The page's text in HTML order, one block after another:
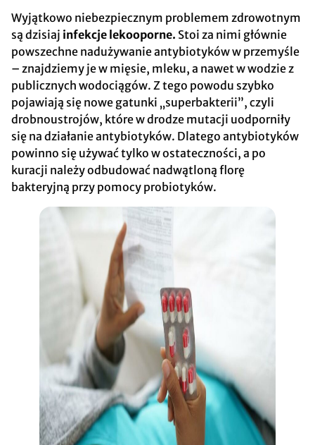
Wyjątkowo niebezpiecznym problemem zdrowotnym
są dzisiaj infekcje lekooporne. Stoi za nimi głównie
powszechne nadużywanie antybiotyków w przemyśle
– znajdziemy je w mięsie, mleku, a nawet w wodzie z
publicznych wodociągów. Z tego powodu szybko
pojawiają się nowe gatunki „superbakterii”, czyli
drobnoustrojów, które w drodze mutacji uodporniły
się na działanie antybiotyków. Dlatego antybiotyków
powinno się używać tylko w ostateczności, a po
kuracji należy odbudować nadwątloną florę
bakteryjną przy pomocy probiotyków.